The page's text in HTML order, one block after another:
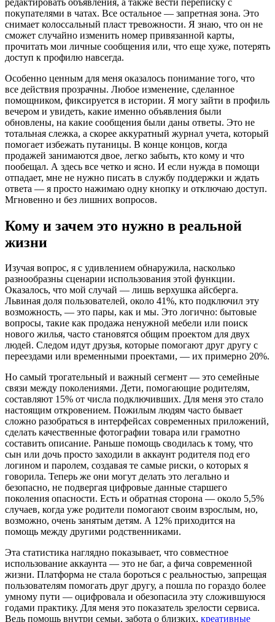
покупателями в чатах. Все остальное — запретная зона. Это
снимает колоссальный пласт тревожности. Я знаю, что он не
сможет случайно изменить номер привязанной карты,
прочитать мои личные сообщения или, что еще хуже, потерять
доступ к профилю навсегда.
Особенно ценным для меня оказалось понимание того, что
все действия прозрачны. Любое изменение, сделанное
помощником, фиксируется в истории. Я могу зайти в профиль
вечером и увидеть, какие именно объявления были
обновлены, на какие сообщения были даны ответы. Это не
тотальная слежка, а скорее аккуратный журнал учета, который
помогает избежать путаницы. В конце концов, когда
продажей занимаются двое, легко забыть, кто кому и что
пообещал. А здесь все четко и ясно. И если нужда в помощи
отпадает, мне не нужно писать в службу поддержки и ждать
ответа — я просто нажимаю одну кнопку и отключаю доступ.
Мгновенно и без лишних вопросов.
Кому и зачем это нужно в реальной
жизни
Изучая вопрос, я с удивлением обнаружила, насколько
разнообразны сценарии использования этой функции.
Оказалось, что мой случай — лишь верхушка айсберга.
Львиная доля пользователей, около 41%, кто подключил эту
возможность, — это пары, как и мы. Это логично: бытовые
вопросы, такие как продажа ненужной мебели или поиск
нового жилья, часто становятся общим проектом для двух
людей. Следом идут друзья, которые помогают друг другу с
переездами или временными проектами, — их примерно 20%.
Но самый трогательный и важный сегмент — это семейные
связи между поколениями. Дети, помогающие родителям,
составляют 15% от числа подключивших. Для меня это стало
настоящим откровением. Пожилым людям часто бывает
сложно разобраться в интерфейсах современных приложений,
сделать качественные фотографии товара или грамотно
составить описание. Раньше помощь сводилась к тому, что
сын или дочь просто заходили в аккаунт родителя под его
логином и паролем, создавая те самые риски, о которых я
говорила. Теперь же они могут делать это легально и
безопасно, не подвергая цифровые данные старшего
поколения опасности. Есть и обратная сторона — около 5,5%
случаев, когда уже родители помогают своим взрослым, но,
возможно, очень занятым детям. А 12% приходится на
помощь между другими родственниками.
Эта статистика наглядно показывает, что совместное
использование аккаунта — это не баг, а фича современной
жизни. Платформа не стала бороться с реальностью, запрещая
пользователям помогать друг другу, а пошла по гораздо более
умному пути — оцифровала и обезопасила эту сложившуюся
годами практику. Для меня это показатель зрелости сервиса.
Ведь помощь внутри семьи, забота о близких, креативные